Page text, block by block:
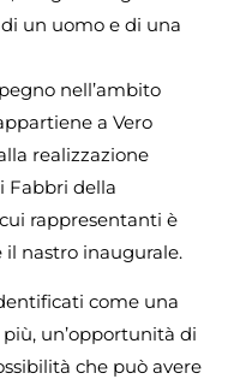
un uomo e di una
nell’ambito
a Vero
realizzazione
Fabbri della
rappresentanti è
il nastro inaugurale.
come una
un’opportunità di
che può avere